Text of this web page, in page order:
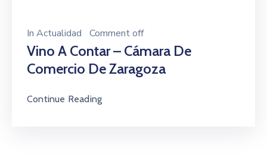
In Actualidad Comment off
Vino A Contar – Cámara De
Comercio De Zaragoza
Continue Reading